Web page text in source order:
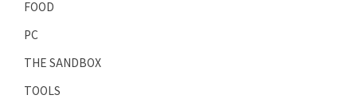
FOOD
PC
THE SANDBOX
TOOLS